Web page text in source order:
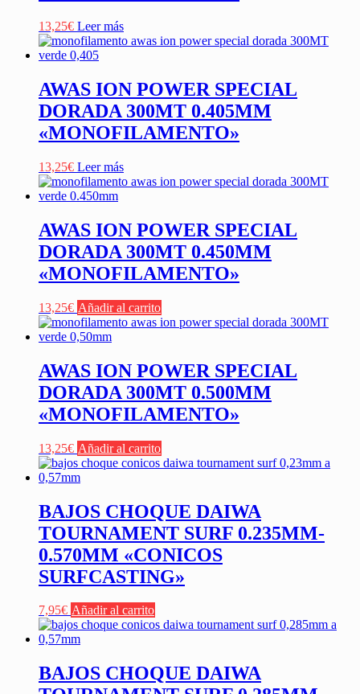
13,25€ Leer más
AWAS ION POWER SPECIAL
DORADA 300MT 0.405MM
«MONOFILAMENTO»
13,25€ Leer más
AWAS ION POWER SPECIAL
DORADA 300MT 0.450MM
«MONOFILAMENTO»
13,25€ Añadir al carrito
AWAS ION POWER SPECIAL
DORADA 300MT 0.500MM
«MONOFILAMENTO»
13,25€ Añadir al carrito
BAJOS CHOQUE DAIWA
TOURNAMENT SURF 0.235MM-
0.570MM «CONICOS
SURFCASTING»
7,95€ Añadir al carrito
BAJOS CHOQUE DAIWA